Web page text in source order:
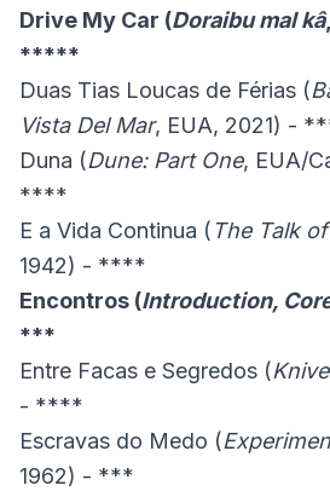
Drive My Car (Doraibu mal kâ
*****
Duas Tias Loucas de Férias (
Vista Del Mar, EUA, 2021) -
Duna (Dune: Part One, EUA/
****
E a Vida Continua ( The Talk
1942) - ****
Encontros (Introduction,
***
Entre Facas e Segredos (
- ****
Escravas do Medo (
1962) - ***